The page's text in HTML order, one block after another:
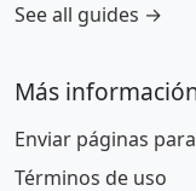
See all guides →
Más
Enviar páginas
Términos de uso